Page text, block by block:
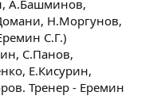
А.Башминов,
Н.Моргунов,
С.Г.)
С.Панов,
Е.Кисурин,
Тренер - Еремин